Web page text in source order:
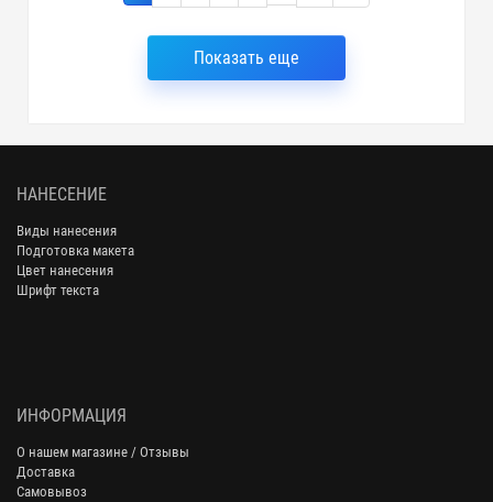
Показать еще
НАНЕСЕНИЕ
Виды нанесения
Подготовка макета
Цвет нанесения
Шрифт текста
ИНФОРМАЦИЯ
О нашем магазине / Отзывы
Доставка
Самовывоз